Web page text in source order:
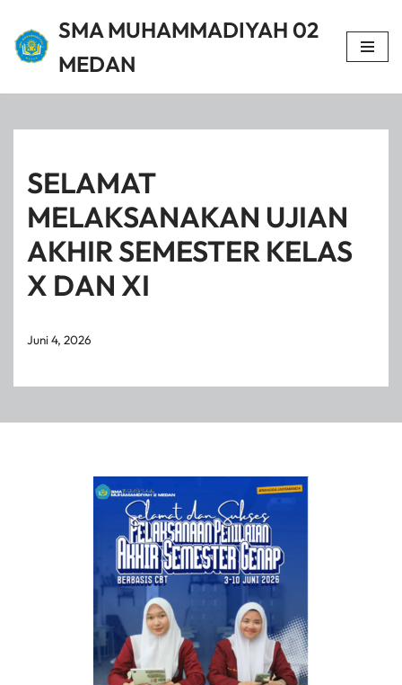
Lompat
konten
SMA MUHAMMADIYAH 02
MEDAN
SELAMAT
MELAKSANAKAN UJIAN
AKHIR SEMESTER KELAS
X DAN XI
Juni 4, 2026